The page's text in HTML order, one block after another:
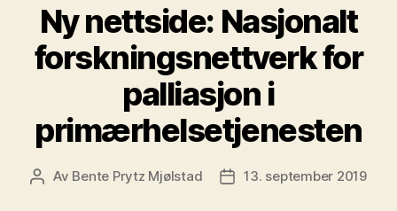
Ny nettside: Nasjonalt
forskningsnettverk for
palliasjon i
primærhelsetjenesten
Innleggsforfatter
Av Bente Prytz Mjølstad Publiseringsdato
13. september 2019